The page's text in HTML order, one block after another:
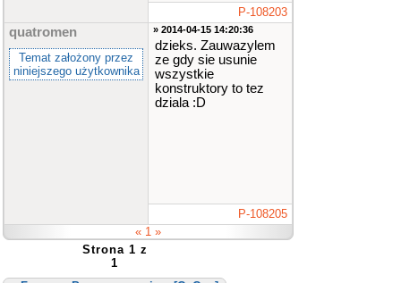
ci
n>>Zes;
Ma
c.macierz[i]
[j ] = Zes;
}
}
P-108203
quatromen
Temat założony przez
niniejszego użytkownika
» 2014-04-15 14:20:36
dzieks. Zauwazylem
ze gdy sie usunie
wszystkie
konstruktory to tez
dziala :D
P-108205
« 1 »
Strona 1 z
1